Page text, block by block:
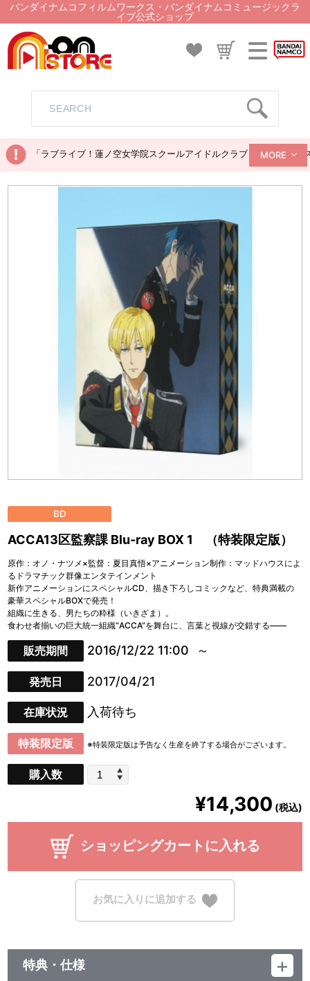
バンダイナムコフィルムワークス・バンダイナムコミュージックラ
イブ公式ショップ
「ラブライブ！蓮ノ空女学院スクールアイドルクラブ ぬいぐるみ
MORE
BD
ACCA13区監察課 Blu-ray BOX 1 （特装限定版）
原作：オノ・ナツメ×監督：夏目真悟×アニメーション制作：マッドハウスによ
るドラマチック群像エンタテインメント
新作アニメーションにスペシャルCD、描き下ろしコミックなど、特典満載の
豪華スペシャルBOXで発売！
組織に生きる、男たちの粋様（いきざま）。
食わせ者揃いの巨大統一組織“ACCA”を舞台に、言葉と視線が交錯する――
販売期間 2016/12/22 11:00
発売日 2017/04/21
在庫状況 入荷待ち
特装限定版 ※特装限定版は予告なく生産を終了する場合がございます。
購入数
¥14,300 (税込)
ショッピングカートに入れる
お気に入りに追加する
特典・仕様